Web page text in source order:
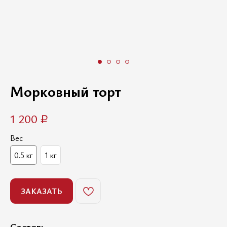
Морковный торт
1 200 ₽
Вес
0.5 кг
1 кг
ЗАКАЗАТЬ